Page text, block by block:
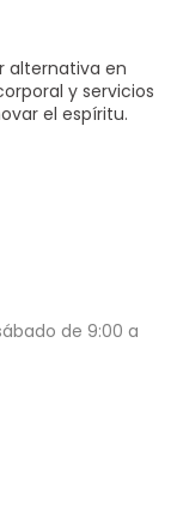
alternativa en
y servicios
el espíritu.
de 9:00 a